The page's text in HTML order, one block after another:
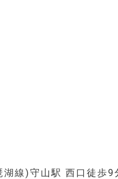
湖線)守山駅 西口徒歩9